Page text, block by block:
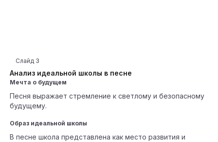
Анализ идеальной школы в песне
Слайд 3
Мечта о будущем
Песня выражает стремление к светлому и безопасному
будущему.
Образ идеальной школы
В песне школа представлена как место развития и